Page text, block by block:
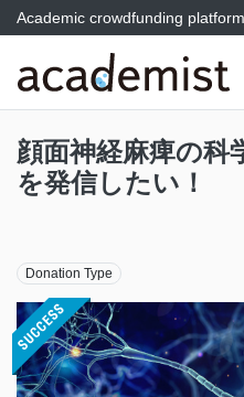
Academic crowdfunding
顔面神経麻痺の科
を発信したい！
Donation Type